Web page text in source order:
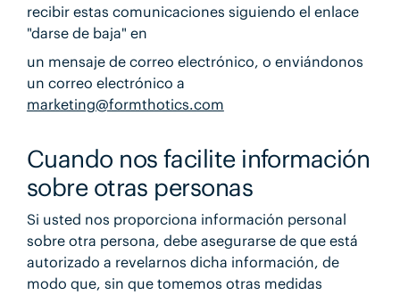
recibir estas comunicaciones siguiendo el enlace
"darse de baja" en
un mensaje de correo electrónico, o enviándonos
un correo electrónico a
marketing@formthotics.com
Cuando nos facilite información
sobre otras personas
Si usted nos proporciona información personal
sobre otra persona, debe asegurarse de que está
autorizado a revelarnos dicha información, de
modo que, sin que tomemos otras medidas